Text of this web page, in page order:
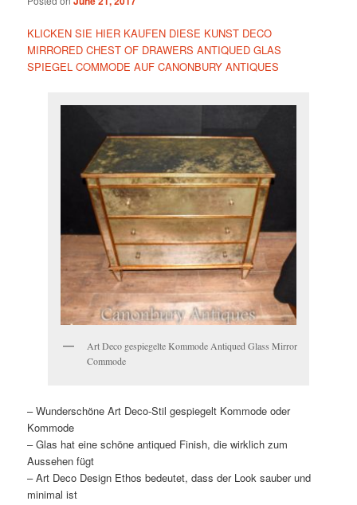
KLICKEN SIE HIER KAUFEN DIESE KUNST DECO
MIRRORED CHEST OF DRAWERS ANTIQUED GLAS
SPIEGEL COMMODE AUF CANONBURY ANTIQUES
Art Deco gespiegelte Kommode Antiqued Glass Mirror
Commode
– Wunderschöne Art Deco-Stil gespiegelt Kommode oder
Kommode
– Glas hat eine schöne antiqued Finish, die wirklich zum
Aussehen fügt
– Art Deco Design Ethos bedeutet, dass der Look sauber und
minimal ist